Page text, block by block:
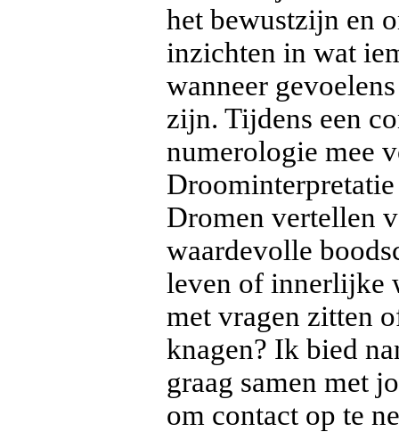
het bewustzijn en
inzichten in wat
wanneer
zijn. Tijdens een
numerologie mee
Dromen vertellen
waardevolle
leven of innerlijke
met vragen zitten
knagen? Ik bied
graag samen met
om contact op te